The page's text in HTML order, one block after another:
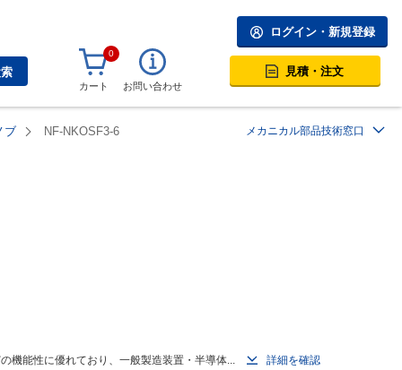
ログイン・新規登録
0
カート お問い合わせ
見積・注文
ブ NF-NKOSF3-6 メカニカル部品技術窓口
機能性に優れており、一般製造装置・半導体...
詳細を確認